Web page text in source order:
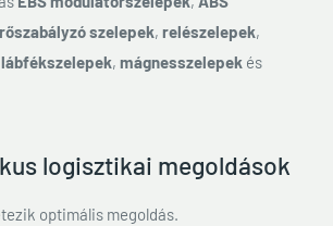
szelepek, relészelepek,
lábfékszelepek, mágnesszelepek és
logisztikai megoldások
optimális megoldás.